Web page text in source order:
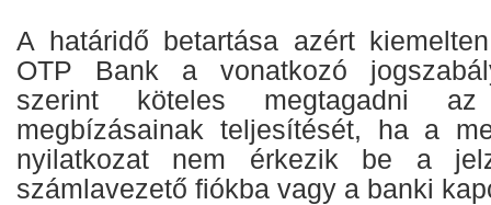
A határidő betartása azért
OTP Bank a vonatkozó
szerint köteles megtagadni
megbízásainak teljesítését, ha a
nyilatkozat nem érkezik be a
számlavezető fiókba vagy a banki